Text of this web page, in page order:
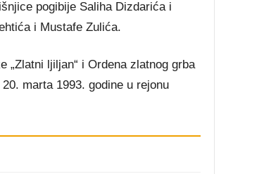
pogibije Saliha Dizdarića i
i Mustafe Zulića.
„Zlatni ljiljan“ i Ordena zlatnog grba
marta 1993. godine u rejonu